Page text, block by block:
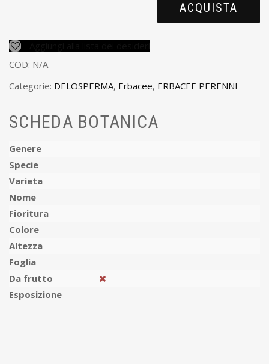
ACQUISTA
COD: N/A
Categorie: DELOSPERMA, Erbacee, ERBACEE PERENNI
SCHEDA BOTANICA
Genere
Specie
Varieta
Nome
Fioritura
Colore
Altezza
Foglia
Da frutto
Esposizione